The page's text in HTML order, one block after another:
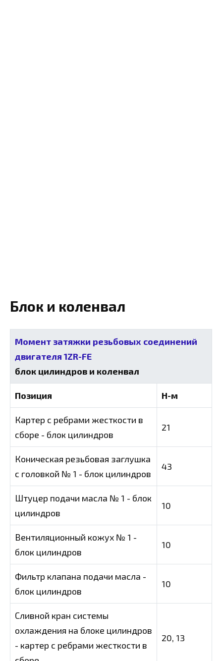
Блок и коленвал
Момент затяжки резьбовых соединений
двигателя 1ZR-FE
блок цилиндров и коленвал
Позиция Н-м
Картер с ребрами жесткости в
сборе - блок цилиндров
21
Коническая резьбовая заглушка
с головкой № 1 - блок цилиндров
43
Штуцер подачи масла № 1 - блок
цилиндров
10
Вентиляционный кожух № 1 -
блок цилиндров
10
Фильтр клапана подачи масла -
блок цилиндров
10
Сливной кран системы
охлаждения на блоке цилиндров
- картер с ребрами жесткости в
20, 13